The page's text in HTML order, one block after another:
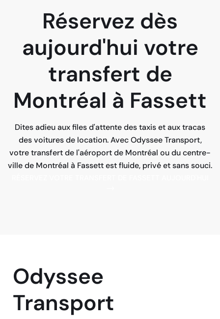
Réservez dès
aujourd'hui votre
transfert de
Montréal à Fassett
Dites adieu aux files d'attente des taxis et aux tracas
des voitures de location. Avec Odyssee Transport,
votre transfert de l'aéroport de Montréal ou du centre-
ville de Montréal à Fassett est fluide, privé et sans souci.
Odyssee
Transport